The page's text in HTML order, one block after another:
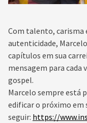
Com talento, carisma
autenticidade,
capítulos em sua
mensagem para cada
gospel.
Marcelo sempre está
edificar o próximo em
seguir: https://